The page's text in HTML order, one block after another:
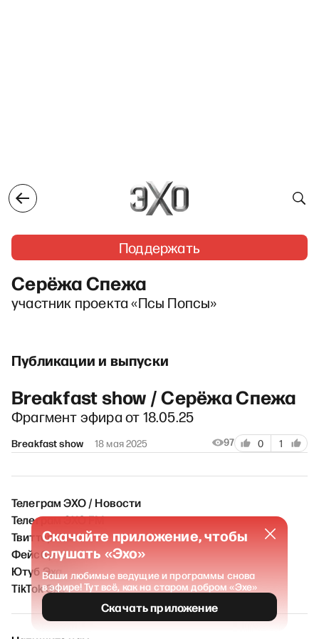
Поддержать
Серёжа Спежа
участник проекта «Псы Попсы»
Публикации и выпуски
Breakfast show / Серёжа Спежа
Фрагмент эфира от 18.05.25
Breakfast show 18 мая 2025 97 0 1
Скачайте приложение, чтобы
слушать «Эхо»
Ваши любимые ведущие и программы снова
в эфире! Тут всё, как на старом добром «Эхе»
Скачать приложение
Телеграм ЭХО / Новости
Телеграм ЭХО FM
Твиттер Эха
Фейсбук Эха
Ютуб Эха
TikTok Эха